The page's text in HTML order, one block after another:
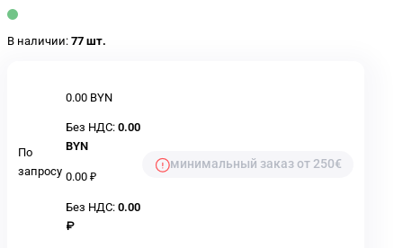
В наличии: 77 шт.
По
запросу
0.00 BYN
Без НДС: 0.00
BYN
0.00 ₽
Без НДС: 0.00
₽
минимальный заказ от 250€